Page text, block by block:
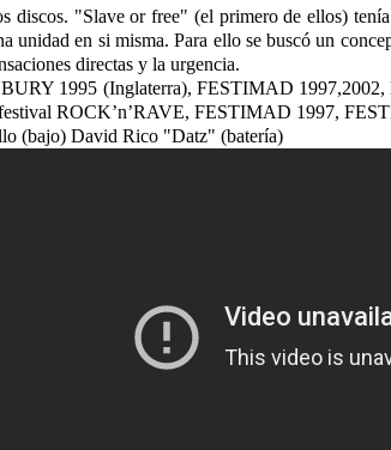
discos. "Slave or free" (el primero de ellos)
unidad en si misma. Para ello se buscó un
directas y la urgencia.
1995 (Inglaterra), FESTIMAD
ROCK’n’RAVE, FESTIMAD 1997,
(bajo) David Rico "Datz" (batería)